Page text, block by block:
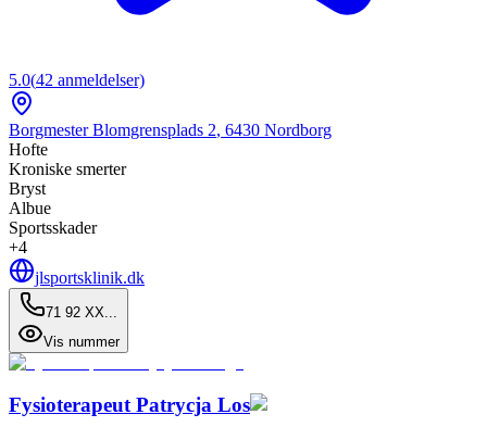
5.0(42 anmeldelser)
Borgmester Blomgrensplads 2, 6430 Nordborg
Hofte
Kroniske smerter
Bryst
Albue
Sportsskader
+4
jlsportsklinik.dk
71 92 XX...
Vis nummer
Fysioterapeut Patrycja Los